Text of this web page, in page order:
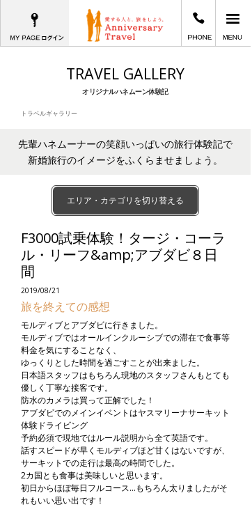
愛する人と、旅をし
TRAVEL GALLERY
オリジナルハネムーン体験記
トラベルギャラリー
先輩ハネムーナーの笑顔いっぱいの旅行体験記で
新婚旅行のイメージをふくらませましょう。
エリア・カテゴリを切り替える
F3000試乗体験！タージ・コーラ
ル・リーフ&amp;アブダビ８日
間
2019/08/21
旅を終えての感想
モルディブとアブダビに行きました。
モルディブではオールインクルーシブでの滞在で食事等
料金を気にすることなく、
ゆっくりとした時間を過ごすことが出来ました。
日本語スタッフはもちろん現地のスタッフさんもとても
優しく丁寧な接客です。
防水のカメラは買って正解でした！
アブダビでのメインイベントはヤスマリーナサーキット
体験ドライビング
予約必須で現地ではルール説明から全て英語です。
話すスピードが早くモルディブほど甘くはないですが、
サーキットでの走行は最高の時間でした。
2カ国とも食事は美味しいと思います。
初日からほぼ毎日フルコース...もちろん太りましたがそ
れもいい思い出です！